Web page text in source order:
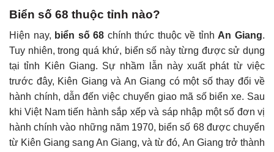
Biển số 68 thuộc tỉnh nào?
Hiện nay, biển số 68 chính thức thuộc về tỉnhAn Giang.
Tuy nhiên, trong quá khứ, biển số này từng được sử dụng
tại tỉnh Kiên Giang. Sự nhầm lẫn này xuất phát từ việc
trước đây, Kiên Giang và An Giang có một số thay đổi về
hành chính, dẫn đến việc chuyển giao mã số biển xe. Sau
khi Việt Nam tiến hành sắp xếp và sáp nhập một số đơn vị
hành chính vào những năm 1970, biển số 68 được chuyển
từ Kiên Giang sang An Giang, và từ đó, An Giang trở thành